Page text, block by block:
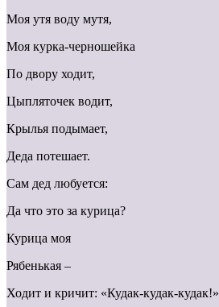
Моя утя воду мутя,
Моя курка-черношейка
По двору ходит,
Цыпляточек водит,
Крылья подымает,
Деда потешает.
Сам дед любуется:
Да что это за курица?
Курица моя
Рябенькая –
Ходит и кричит: «Кудак-кудак-кудак!»